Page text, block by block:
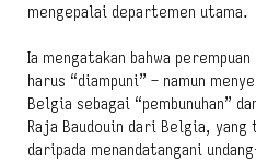
mengepalai departemen utama.
Ia mengatakan bahwa
harus “diampuni” – namun
Belgia sebagai “pembunuhan”
Raja Baudouin dari Belgia,
daripada menandatangani